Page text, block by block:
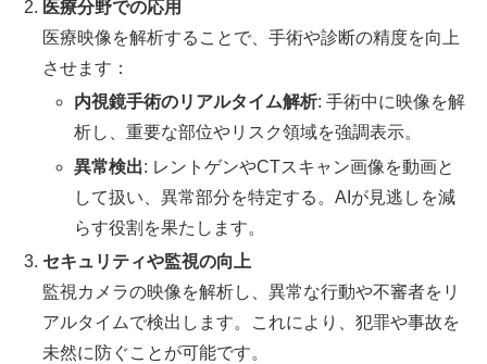
医療分野での応用
医療映像を解析することで、手術や診断の精度を向上
させます：
内視鏡手術のリアルタイム解析: 手術中に映像を解
析し、重要な部位やリスク領域を強調表示。
異常検出: レントゲンやCTスキャン画像を動画と
して扱い、異常部分を特定する。AIが見逃しを減
らす役割を果たします。
セキュリティや監視の向上
監視カメラの映像を解析し、異常な行動や不審者をリ
アルタイムで検出します。これにより、犯罪や事故を
未然に防ぐことが可能です。